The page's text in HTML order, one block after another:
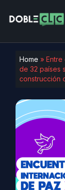
Home » Entre
de 32 países
construcción